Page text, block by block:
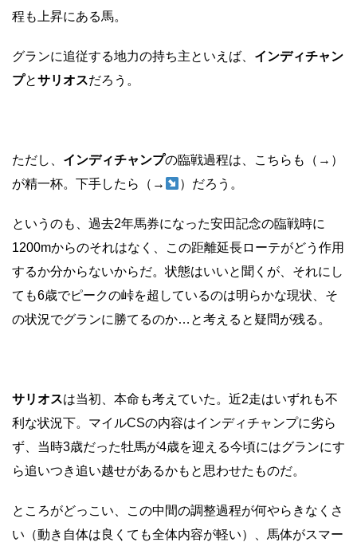
程も上昇にある馬。
グランに追従する地力の持ち主といえば、 インディチャン
プとサリオスだろう。
ただし、 インディチャンプの臨戦過程は、こちらも（→）
が精一杯。下手したら（→
）だろう。
というのも、過去2年馬券になった安田記念の臨戦時に
1200mからのそれはなく、この距離延長ローテがどう作用
するか分からないからだ。状態はいいと聞くが、それにし
ても6歳でピークの峠を超しているのは明らかな現状、そ
の状況でグランに勝てるのか…と考えると疑問が残る。
サリオスは当初、本命も考えていた。近2走はいずれも不
利な状況下。マイルCSの内容はインディチャンプに劣ら
ず、当時3歳だった牡馬が4歳を迎える今頃にはグランにす
ら追いつき追い越せがあるかもと思わせたものだ。
ところがどっこい、この中間の調整過程が何やらきなくさ
い（動き自体は良くても全体内容が軽い）、馬体がスマー